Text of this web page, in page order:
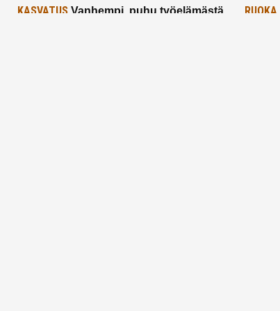
KASVATUS Vanhempi, puhu työelämästä
RUOKA